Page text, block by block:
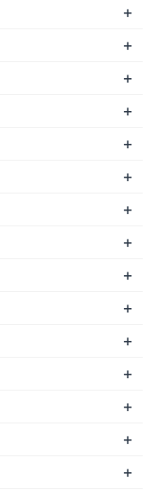
+
+
+
+
+
+
+
+
+
+
+
+
+
+
+